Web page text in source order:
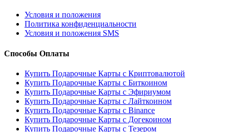
Условия и положения
Политика конфиденциальности
Условия и положения SMS
Способы Оплаты
Купить Подарочные Карты с Криптовалютой
Купить Подарочные Карты с Биткоином
Купить Подарочные Карты с Эфириумом
Купить Подарочные Карты с Лайткоином
Купить Подарочные Карты с Binance
Купить Подарочные Карты с Догекоином
Купить Подарочные Карты с Тезером